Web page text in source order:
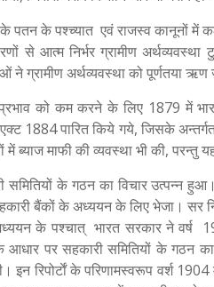
पतन के पश्च्यात एवं राजस्व कानूनों में
से आत्म निर्भर ग्रामीण
ने ग्रामीण अर्थव्यवस्था को पूर्णतया ऋण
को कम करने के लिए 1879 में भारत
1884 पारित किये गये, जिसके
में ब्याज माफी की व्यवस्था भी की, परन्तु
समितियों के गठन का विचार
बैंकों के अध्ययन के लिए भेजा। सर
के पश्चात् भारत सरकार ने वर्ष
पर सहकारी समितियों के गठन
इन रिपोर्टाें के परिणामस्वरूप वर्श